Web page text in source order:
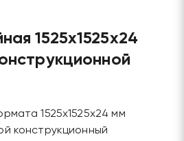
1525х1525х24
1525х1525х24 мм
конструкционный